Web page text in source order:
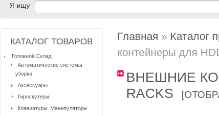
Я ищу
Главная » Каталог
контейнеры для
ВНЕШНИЕ
RACKS
[
КАТАЛОГ ТОВАРОВ
!Головной Склад
Автоматические системы
уборки
Аксессуары
Гироскутеры
Клавиатуры, Манипуляторы